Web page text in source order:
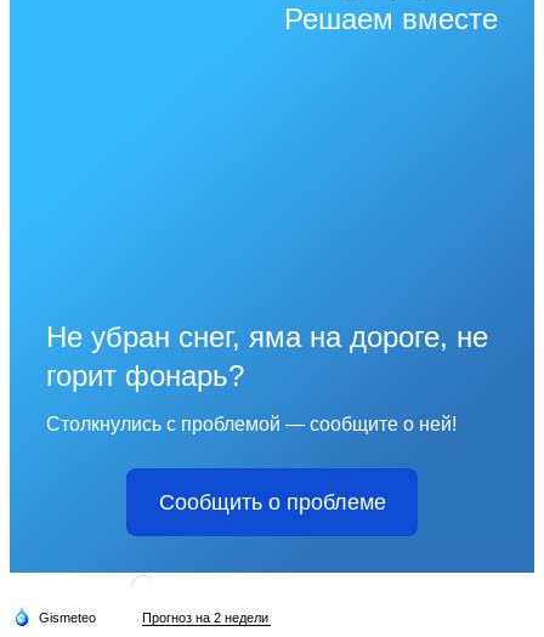
Решаем вместе
Не убран снег, яма на дороге, не
горит фонарь?
Столкнулись с проблемой — сообщите о ней!
Сообщить о проблеме